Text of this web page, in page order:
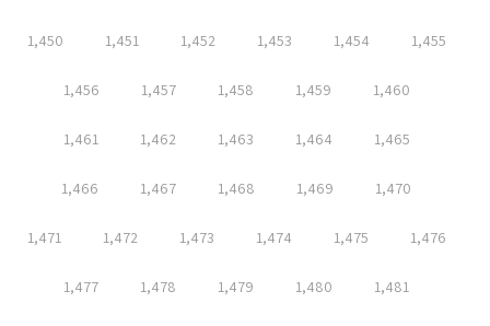
1,450 1,451 1,452 1,453 1,454 1,455
1,456 1,457 1,458 1,459 1,460
1,461 1,462 1,463 1,464 1,465
1,466 1,467 1,468 1,469 1,470
1,471 1,472 1,473 1,474 1,475 1,476
1,477 1,478 1,479 1,480 1,481